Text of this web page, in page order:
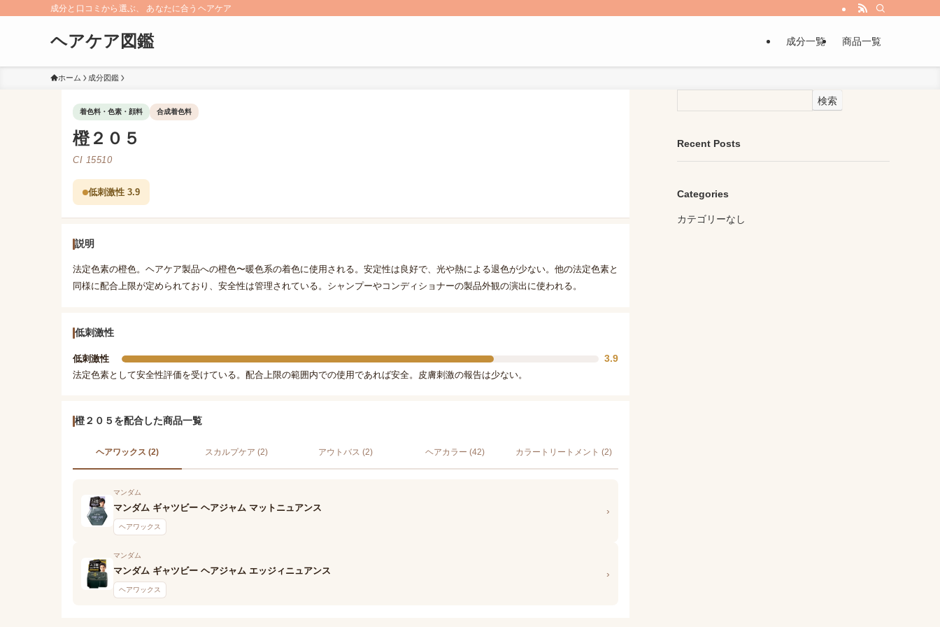
成分と口コミから選ぶ、 あなたに合うヘアケア
ヘアケア図鑑 成分一覧 商品一覧
ホーム 成分図鑑
着色料・色素・顔料 合成着色料
橙２０５
CI 15510
低刺激性 3.9
説明
法定色素の橙色。ヘアケア製品への橙色〜暖色系の着色に使用される。安定性は良好で、光や熱による退色が少ない。他の法定色素と
同様に配合上限が定められており、安全性は管理されている。シャンプーやコンディショナーの製品外観の演出に使われる。
低刺激性
低刺激性 3.9
法定色素として安全性評価を受けている。配合上限の範囲内での使用であれば安全。皮膚刺激の報告は少ない。
橙２０５を配合した商品一覧
ヘアワックス (2) スカルプケア (2) アウトバス (2) ヘアカラー (42) カラートリートメント (2)
マンダム
マンダム ギャツビー ヘアジャム マットニュアンス
ヘアワックス
›
マンダム
マンダム ギャツビー ヘアジャム エッジィニュアンス
ヘアワックス
›
検索
Recent Posts
Categories
カテゴリーなし